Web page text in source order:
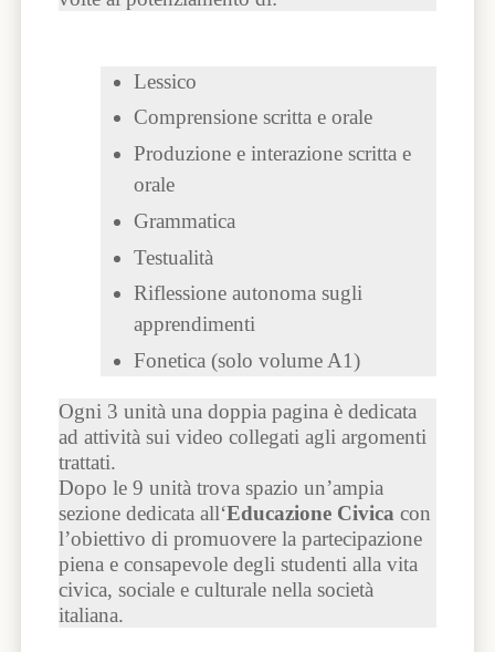
Lessico
Comprensione scritta e orale
Produzione e interazione scritta e
orale
Grammatica
Testualità
Riflessione autonoma sugli
apprendimenti
Fonetica (solo volume A1)
Ogni 3 unità una doppia pagina è dedicata
ad attività sui video collegati agli argomenti
trattati.
Dopo le 9 unità trova spazio un’ampia
sezione dedicata all‘Educazione Civica con
l’obiettivo di promuovere la partecipazione
piena e consapevole degli studenti alla vita
civica, sociale e culturale nella società
italiana.